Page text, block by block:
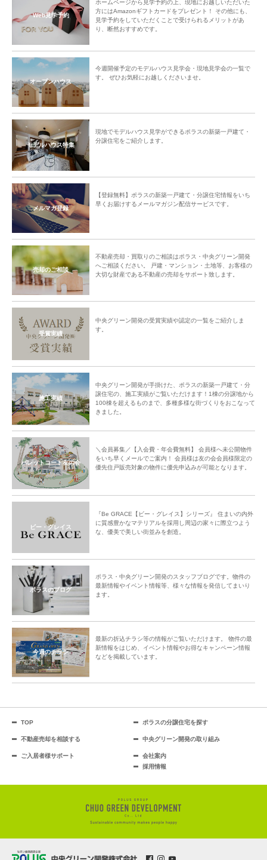
Web見学予約
ホームページから見学予約の上、現地にお越しいただいた
方にはAmazonギフトカードをプレゼント！ その他にも、
見学予約をしていただくことで受けられるメリットがあ
り、断然おすすめです。
オープンハウス
今週開催予定のモデルハウス見学会・現地見学会の一覧で
す。 ぜひお気軽にお越しくださいませ。
モデルハウス特集
現地でモデルハウス見学ができるポラスの新築一戸建て・
分譲住宅をご紹介します。
メルマガ登録
【登録無料】ポラスの新築一戸建て・分譲住宅情報をいち
早くお届けするメールマガジン配信サービスです。
売却のご相談
不動産売却・買取りのご相談はポラス・中央グリーン開発
へご相談ください。 戸建・マンション・土地等、お客様の
大切な財産である不動産の売却をサポート致します。
受賞実績
中央グリーン開発の受賞実績や認定の一覧をご紹介しま
す。
施工実績
中央グリーン開発が手掛けた、ポラスの新築一戸建て・分
譲住宅の、施工実績がご覧いただけます！1棟の分譲地から
100棟を超えるものまで、多種多様な街づくりをおこなって
きました。
パレットコート友の会
＼会員募集／【入会費・年会費無料】 会員様へ未公開物件
をいち早くメールでご案内！ 会員様は友の会会員様限定の
優先住戸販売対象の物件に優先申込みが可能となります。
ビー・グレイス
『Be GRACE【ビー・グレイス】シリーズ』 住まいの内外
に質感豊かなマテリアルを採用し周辺の家々に際立つよう
な、優美で美しい街並みを創造。
ポラスのブログ
ポラス・中央グリーン開発のスタッフブログです。物件の
最新情報やイベント情報等、様々な情報を発信してまいり
ます。
今週のチラシ
最新の折込チラシ等の情報がご覧いただけます。 物件の最
新情報をはじめ、イベント情報やお得なキャンペーン情報
などを掲載しています。
TOP ポラスの分譲住宅を探す
不動産売却を相談する 中央グリーン開発の取り組み
ご入居者様サポート
会社案内
採用情報